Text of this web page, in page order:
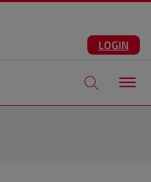
LOGIN
Apri modale